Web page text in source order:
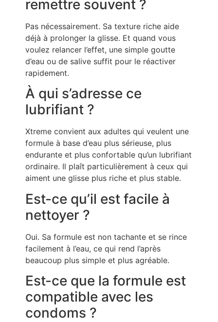
remettre souvent ?
Pas nécessairement. Sa texture riche aide
déjà à prolonger la glisse. Et quand vous
voulez relancer l’effet, une simple goutte
d’eau ou de salive suffit pour le réactiver
rapidement.
À qui s’adresse ce
lubrifiant ?
Xtreme convient aux adultes qui veulent une
formule à base d’eau plus sérieuse, plus
endurante et plus confortable qu’un lubrifiant
ordinaire. Il plaît particulièrement à ceux qui
aiment une glisse plus riche et plus stable.
Est-ce qu’il est facile à
nettoyer ?
Oui. Sa formule est non tachante et se rince
facilement à l’eau, ce qui rend l’après
beaucoup plus simple et plus agréable.
Est-ce que la formule est
compatible avec les
condoms ?